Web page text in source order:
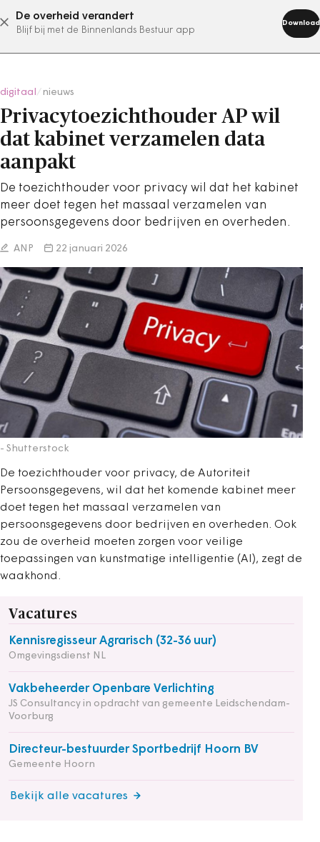
De overheid verandert
Blijf bij met de Binnenlands Bestuur app
Download
abonneer nu
digitaal nieuws
Privacytoezichthouder AP wil
dat kabinet verzamelen data
aanpakt
De toezichthouder voor privacy wil dat het kabinet
meer doet tegen het massaal verzamelen van
persoonsgegevens door bedrijven en overheden.
ANP 22 januari 2026
- Shutterstock
De toezichthouder voor privacy, de Autoriteit
Persoonsgegevens, wil dat het komende kabinet meer
doet tegen het massaal verzamelen van
persoonsgegevens door bedrijven en overheden. Ook
zou de overheid moeten zorgen voor veilige
toepassingen van kunstmatige intelligentie (AI), zegt de
waakhond.
Vacatures
Kennisregisseur Agrarisch (32-36 uur)
Omgevingsdienst NL
Vakbeheerder Openbare Verlichting
JS Consultancy in opdracht van gemeente Leidschendam-
Voorburg
Directeur-bestuurder Sportbedrijf Hoorn BV
Gemeente Hoorn
Bekijk alle vacatures